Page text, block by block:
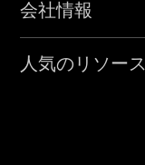
会社情報
人気のリソース